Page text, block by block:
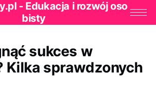
- Edukacja i rozwój oso
bisty
sukces w
Kilka sprawdzonych